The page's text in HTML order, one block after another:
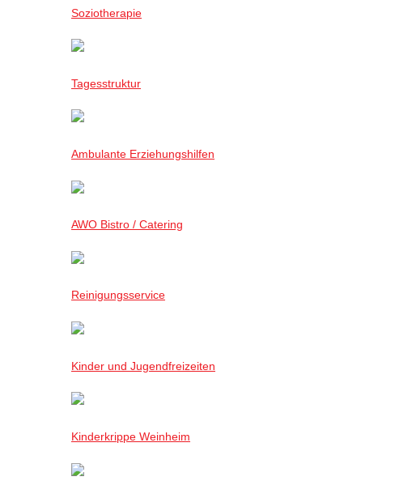
Soziotherapie
Tagesstruktur
Ambulante Erziehungshilfen
AWO Bistro / Catering
Reinigungsservice
Kinder und Jugendfreizeiten
Kinderkrippe Weinheim